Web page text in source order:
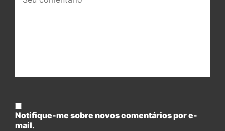
Notifique-me sobre novos comentários por e-
mail.